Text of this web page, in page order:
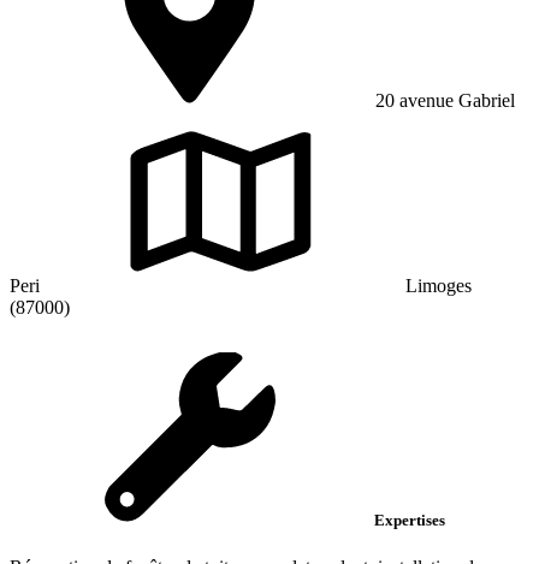
20 avenue Gabriel
Peri
Limoges
(87000)
Expertises